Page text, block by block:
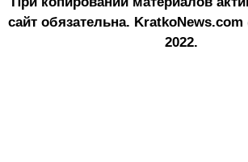
сайт обязательна. KratkoNews.com
2022.